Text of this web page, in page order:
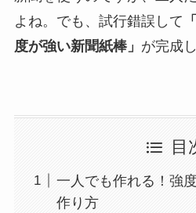
よね。でも、試行錯誤して
度が強い新聞紙棒」 が完成
目
一人でも作れる！強
作り方